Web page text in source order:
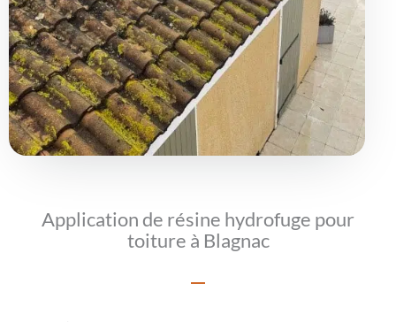
Application de résine hydrofuge pour
toiture à Blagnac